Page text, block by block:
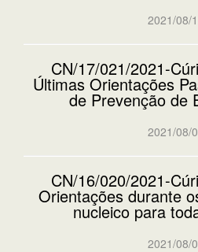
2021/08/
CN/17/021/2021-
Últimas Orientações
de Prevenção de
2021/08/
CN/16/020/2021-
Orientações durante
nucleico para
2021/08/